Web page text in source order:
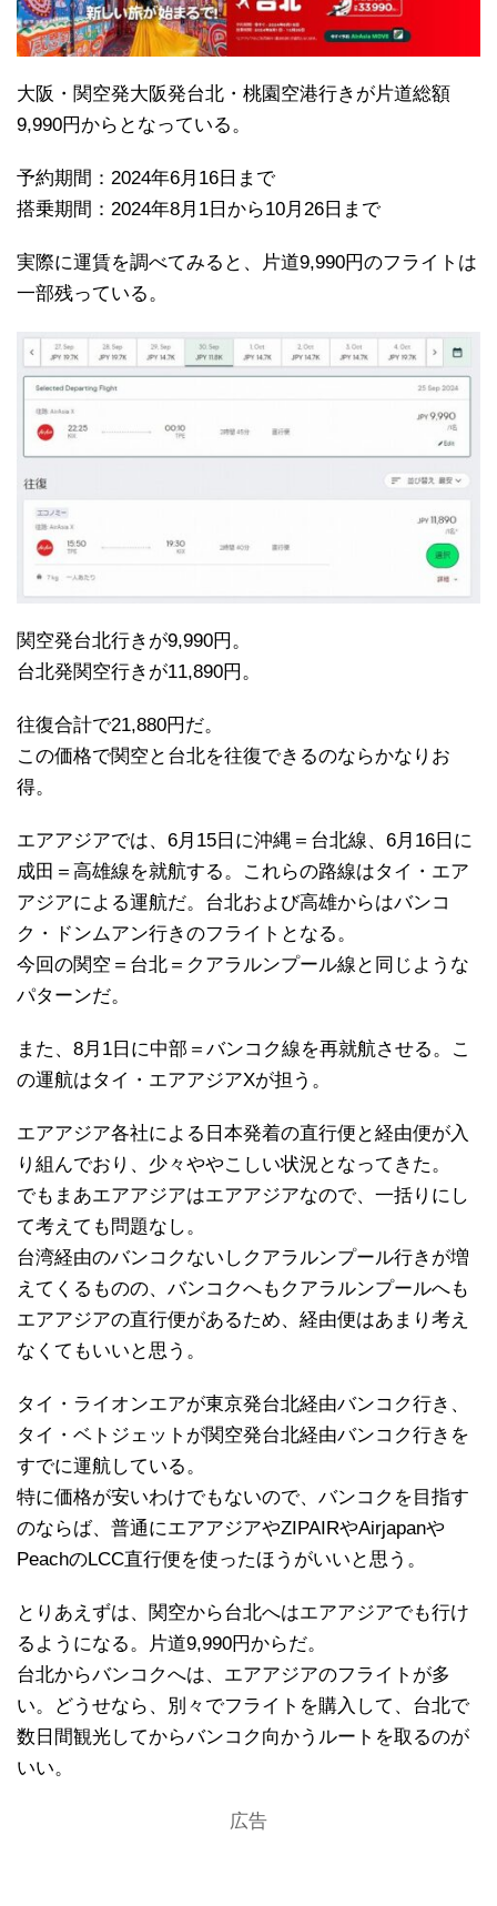
大阪・関空発大阪発台北・桃園空港行きが片道総額
9,990円からとなっている。
予約期間：2024年6月16日まで
搭乗期間：2024年8月1日から10月26日まで
実際に運賃を調べてみると、片道9,990円のフライトは
一部残っている。
関空発台北行きが9,990円。
台北発関空行きが11,890円。
往復合計で21,880円だ。
この価格で関空と台北を往復できるのならかなりお
得。
エアアジアでは、6月15日に沖縄＝台北線、6月16日に
成田＝高雄線を就航する。これらの路線はタイ・エア
アジアによる運航だ。台北および高雄からはバンコ
ク・ドンムアン行きのフライトとなる。
今回の関空＝台北＝クアラルンプール線と同じような
パターンだ。
また、8月1日に中部＝バンコク線を再就航させる。こ
の運航はタイ・エアアジアXが担う。
エアアジア各社による日本発着の直行便と経由便が入
り組んでおり、少々ややこしい状況となってきた。
でもまあエアアジアはエアアジアなので、一括りにし
て考えても問題なし。
台湾経由のバンコクないしクアラルンプール行きが増
えてくるものの、バンコクへもクアラルンプールへも
エアアジアの直行便があるため、経由便はあまり考え
なくてもいいと思う。
タイ・ライオンエアが東京発台北経由バンコク行き、
タイ・ベトジェットが関空発台北経由バンコク行きを
すでに運航している。
特に価格が安いわけでもないので、バンコクを目指す
のならば、普通にエアアジアやZIPAIRやAirjapanや
PeachのLCC直行便を使ったほうがいいと思う。
とりあえずは、関空から台北へはエアアジアでも行け
るようになる。片道9,990円からだ。
台北からバンコクへは、エアアジアのフライトが多
い。どうせなら、別々でフライトを購入して、台北で
数日間観光してからバンコク向かうルートを取るのが
いい。
広告